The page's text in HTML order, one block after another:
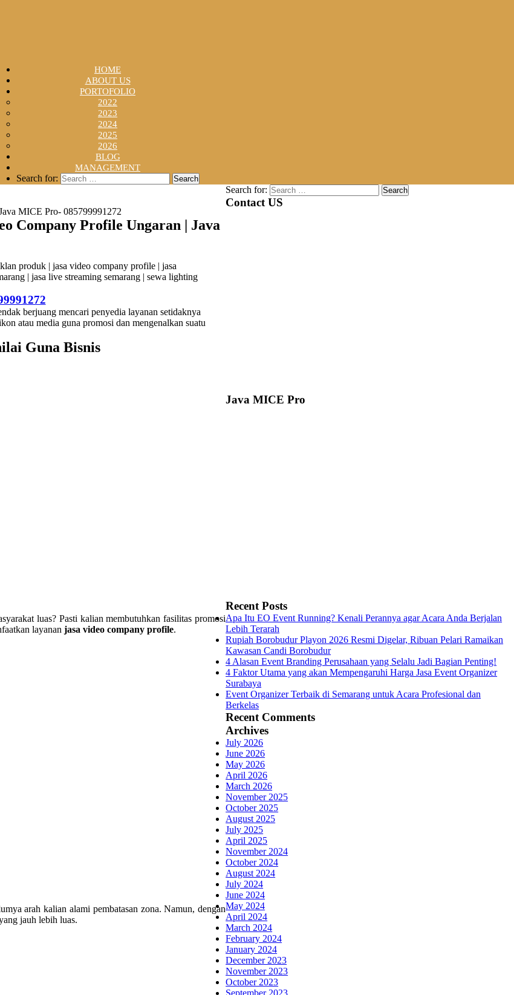
HOME
ABOUT US
PORTOFOLIO
2022
2023
2024
2025
2026
BLOG
MANAGEMENT
Search for:
MICE Pro- 085799991272
Company Profile Ungaran | Java
berjuang mencari penyedia layanan setidaknya
atau media guna promosi dan mengenalkan suatu
Guna Bisnis
luas? Pasti kalian membutuhkan fasilitas promosi
layanan jasa video company profile.
arah kalian alami pembatasan zona. Namun, dengan
jauh lebih luas.
Search for:
Contact US
Java MICE Pro
Recent Posts
Apa Itu EO Event Running? Kenali Perannya agar Acara Anda Berjalan
Lebih Terarah
Rupiah Borobudur Playon 2026 Resmi Digelar, Ribuan Pelari Ramaikan
Kawasan Candi Borobudur
4 Alasan Event Branding Perusahaan yang Selalu Jadi Bagian Penting!
4 Faktor Utama yang akan Mempengaruhi Harga Jasa Event Organizer
Surabaya
Event Organizer Terbaik di Semarang untuk Acara Profesional dan
Berkelas
Recent Comments
Archives
July 2026
June 2026
May 2026
April 2026
March 2026
November 2025
October 2025
August 2025
July 2025
April 2025
November 2024
October 2024
August 2024
July 2024
June 2024
May 2024
April 2024
March 2024
February 2024
January 2024
December 2023
November 2023
October 2023
September 2023